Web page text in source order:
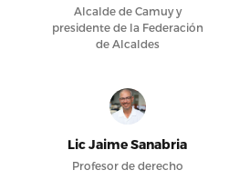
Alcalde de Camuy y
presidente de la Federación
de Alcaldes
Lic Jaime Sanabria
Profesor de derecho